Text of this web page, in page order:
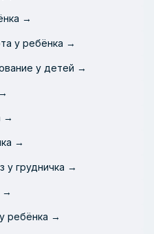
→
у ребёнка →
у детей →
→
→
у грудничка →
→
ребёнка →